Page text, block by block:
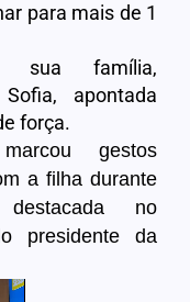
para mais de 1
sua família,
apontada
força.
gestos
a filha durante
no
presidente da